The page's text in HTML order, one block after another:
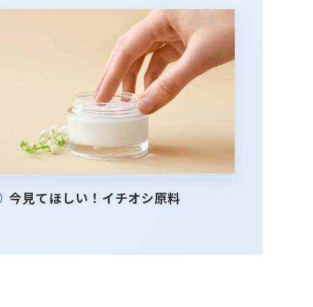
今見てほしい！イチオシ原料